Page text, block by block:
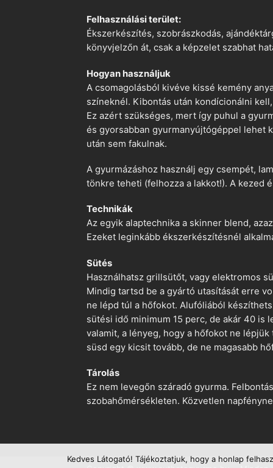
Felhasználási terület:
Ékszerkészítés, szobrászkodás,
könyvjelzőn át, csak a képzelet szabhat
Hogyan használjuk
A csomagolásból kivéve kissé kemény
színeknél. Kibontás után kondícionálni
Ez azért szükséges, mert így puhul a
és gyorsabban gyurmanyújtógéppel lehet
után sem fakulnak.
A gyurmázáshoz használj egy csempét,
tönkre teheti (felhozza a lakkot!). A kezed
Technikák
Az egyik alaptechnika a skinner blend,
Ezeket leginkább ékszerkészítésnél
Sütés
Használhatsz grillsütőt, vagy elektromos
Mindig tartsd be a gyártó utasítását erre
ne lépd túl a hőfokot. Alufóliából
sütési idő minimum 15 perc, de akár 40 is
valamit, a lényeg, hogy a hőfokot ne
süsd egy kicsit tovább, de ne magasabb
Tárolás
Ez nem levegőn száradó gyurma.
szobahőmérsékleten. Közvetlen
Kedves Látogató! Tájékoztatjuk, hogy a honlap